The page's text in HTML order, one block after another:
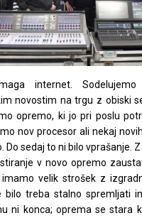
internet.
novostim na trgu z obiski
opremo, ki jo pri poslu
nov procesor ali nekaj
Do sedaj to ni bilo vprašanje.
v novo opremo
velik strošek z
bilo treba stalno spremljati
ni konca; oprema se stara